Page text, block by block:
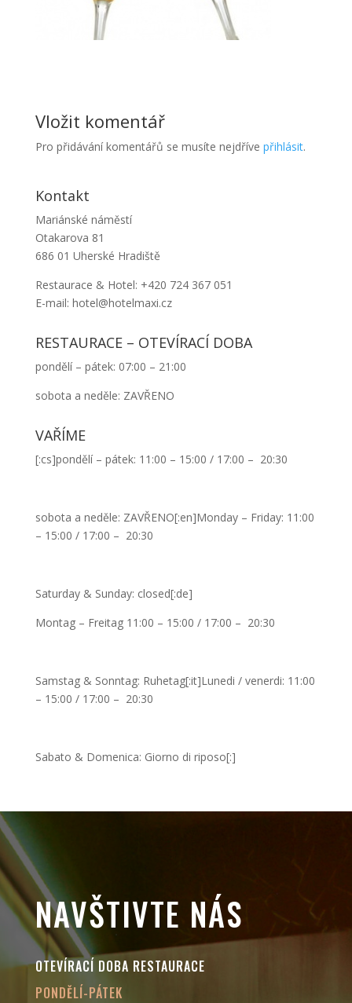
Vložit komentář
Pro přidávání komentářů se musíte nejdříve přihlásit.
Kontakt
Mariánské náměstí
Otakarova 81
686 01 Uherské Hradiště
Restaurace & Hotel: +420 724 367 051
E-mail: hotel@hotelmaxi.cz
RESTAURACE – OTEVÍRACÍ DOBA
pondělí – pátek: 07:00 – 21:00
sobota a neděle: ZAVŘENO
VAŘÍME
[:cs]pondělí – pátek: 11:00 – 15:00 / 17:00 – 20:30
sobota a neděle: ZAVŘENO[:en]Monday – Friday: 11:00
– 15:00 / 17:00 – 20:30
Saturday & Sunday: closed[:de]
Montag – Freitag 11:00 – 15:00 / 17:00 – 20:30
Samstag & Sonntag: Ruhetag[:it]Lunedi / venerdi: 11:00
– 15:00 / 17:00 – 20:30
Sabato & Domenica: Giorno di riposo[:]
NAVŠTIVTE NÁS
OTEVÍRACÍ DOBA RESTAURACE
PONDĚLÍ-PÁTEK